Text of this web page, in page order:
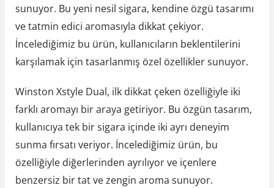
sunuyor. Bu yeni nesil sigara, kendine özgü tasarımı
ve tatmin edici aromasıyla dikkat çekiyor.
İncelediğimiz bu ürün, kullanıcıların beklentilerini
karşılamak için tasarlanmış özel özellikler sunuyor.
Winston Xstyle Dual, ilk dikkat çeken özelliğiyle iki
farklı aromayı bir araya getiriyor. Bu özgün tasarım,
kullanıcıya tek bir sigara içinde iki ayrı deneyim
sunma fırsatı veriyor. İncelediğimiz ürün, bu
özelliğiyle diğerlerinden ayrılıyor ve içenlere
benzersiz bir tat ve zengin aroma sunuyor.